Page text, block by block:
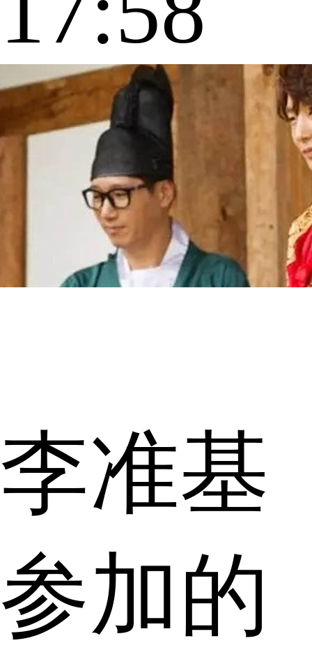
李准基
参加的